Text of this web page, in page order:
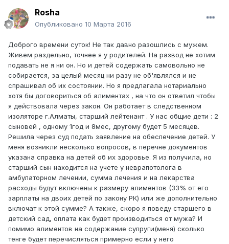
Rosha
Опубликовано 10 Марта 2016
Доброго времени суток! Не так давно разошлись с мужем.
Живем раздельно, точнее я у родителей. На развод не хотим
подавать не я ни он. Но и детей содержать самовольно не
собирается, за целый месяц ни разу не об'являлся и не
спрашивал об их состоянии. Но я предлагала нотариально
хотя бы договориться об алиментах , на что он ответил чтобы
я действовала через закон. Он работает в следственном
изоляторе г.Алматы, старший лейтенант . У нас общие дети : 2
сыновей , одному 1год и 8мес, другому будет 5 месяцев.
Решила через суд подать заявление на обеспечение детей. У
меня возникли несколько вопросов, в перечне документов
указана справка на детей об их здоровье. Я из получила, но
старший сын находится на учете у неврапотолога в
амбулаторном лечении, сумма лечения и на лекарства
расходы будут включены к размеру алиментов (33% от его
зарплаты на двоих детей по закону РК) или же дополнительно
включат к этой сумме? А также, скоро я поведу старшего в
детский сад, оплата как будет производиться от мужа? И
помимо алиментов на содержание супруги(меня) сколько
тенге будет перечисляться примерно если у него